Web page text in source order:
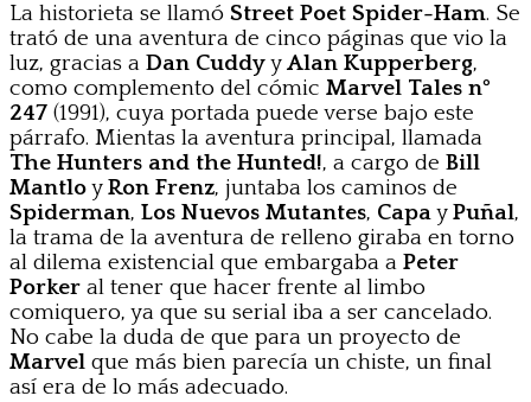
La historieta se llamó Street Poet Spider-Ham. Se
trató de una aventura de cinco páginas que vio la
luz, gracias a Dan CuddyyAlan Kupperberg,
como complemento del cómic Marvel Tales nº
247 (1991), cuya portada puede verse bajo este
párrafo. Mientas la aventura principal, llamada
The Hunters and the Hunted!, a cargo de Bill
MantloyRon Frenz, juntaba los caminos de
Spiderman, Los Nuevos Mutantes, CapayPuñal,
la trama de la aventura de relleno giraba en torno
al dilema existencial que embargaba a Peter
Porker al tener que hacer frente al limbo
comiquero, ya que su serial iba a ser cancelado.
No cabe la duda de que para un proyecto de
Marvel que más bien parecía un chiste, un final
así era de lo más adecuado.